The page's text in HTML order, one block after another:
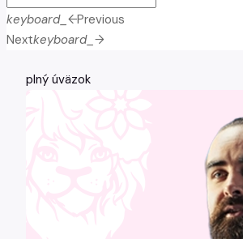
keyboard_arrow_leftPrevious
Nextkeyboard_arrow_right
plný úväzok